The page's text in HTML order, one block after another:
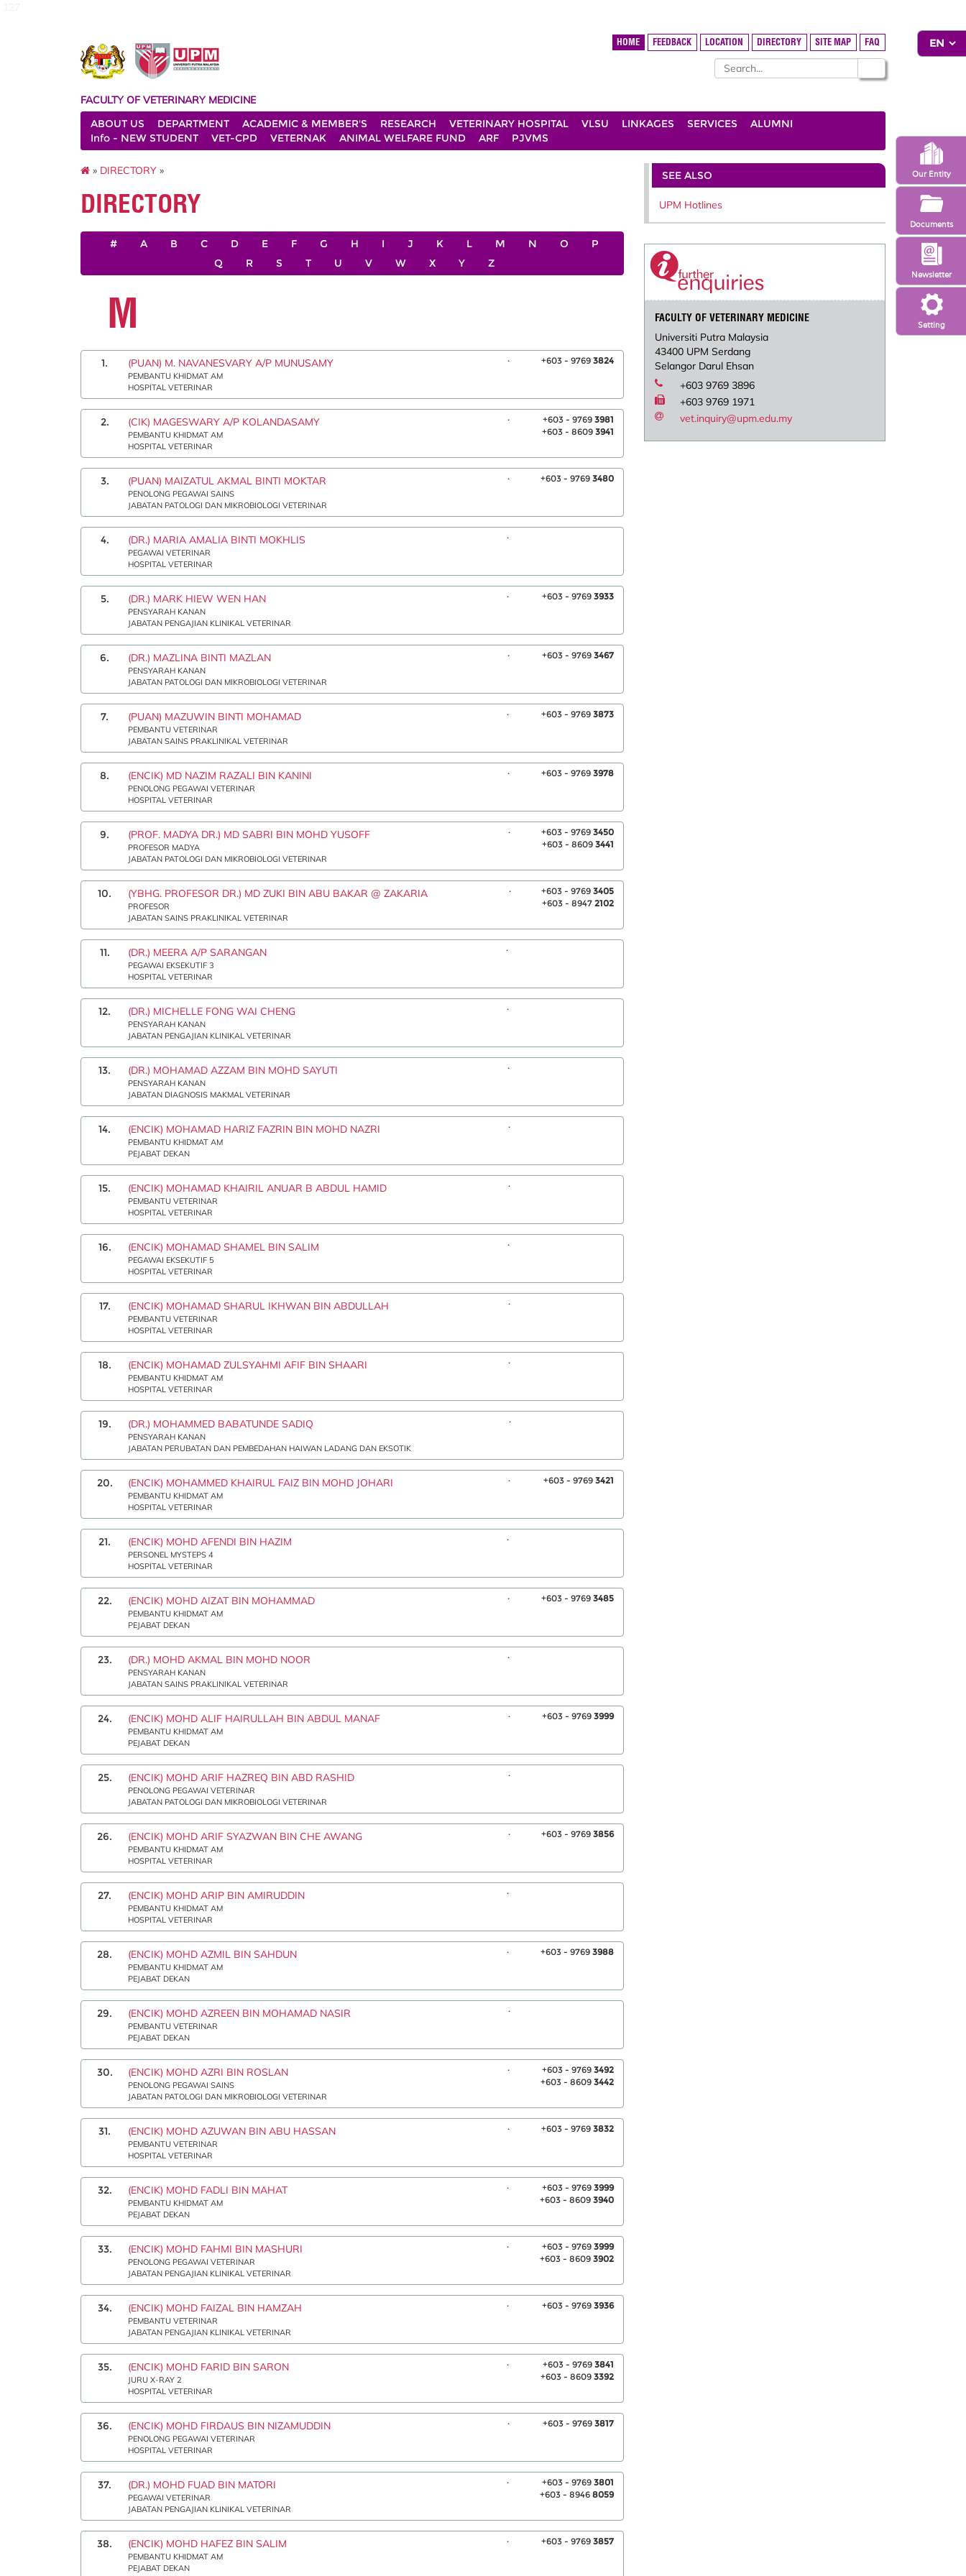
Setting
Newsletter
Our Entity
Documents
HOME FEEDBACK LOCATION DIRECTORY SITE MAP FAQ
FACULTY OF VETERINARY MEDICINE
ABOUT US
DEPARTMENT ACADEMIC & MEMBER'S RESEARCH VETERINARY HOSPITAL VLSU LINKAGES SERVICES
ALUMNI
Info - NEW STUDENT
VET-CPD VETERNAK ANIMAL WELFARE FUND ARF PJVMS
» DIRECTORY »
DIRECTORY
# A B C D E F G H I J K L M N O
P
Q
R S T U V W X Y Z
M
1. (PUAN) M. NAVANESVARY A/P MUNUSAMY
PEMBANTU KHIDMAT AM
HOSPITAL VETERINAR
. +603 - 97693824
2. (CIK) MAGESWARY A/P KOLANDASAMY
PEMBANTU KHIDMAT AM
HOSPITAL VETERINAR
. +603 - 97693981
+603 - 86093941
3. (PUAN) MAIZATUL AKMAL BINTI MOKTAR
PENOLONG PEGAWAI SAINS
JABATAN PATOLOGI DAN MIKROBIOLOGI VETERINAR
. +603 - 97693480
4. (DR.) MARIA AMALIA BINTI MOKHLIS
PEGAWAI VETERINAR
HOSPITAL VETERINAR
.
5. (DR.) MARK HIEW WEN HAN
PENSYARAH KANAN
JABATAN PENGAJIAN KLINIKAL VETERINAR
. +603 - 97693933
6. (DR.) MAZLINA BINTI MAZLAN
PENSYARAH KANAN
JABATAN PATOLOGI DAN MIKROBIOLOGI VETERINAR
. +603 - 97693467
7. (PUAN) MAZUWIN BINTI MOHAMAD
PEMBANTU VETERINAR
JABATAN SAINS PRAKLINIKAL VETERINAR
. +603 - 97693873
8. (ENCIK) MD NAZIM RAZALI BIN KANINI
PENOLONG PEGAWAI VETERINAR
HOSPITAL VETERINAR
. +603 - 97693978
9. (PROF. MADYA DR.) MD SABRI BIN MOHD YUSOFF
PROFESOR MADYA
JABATAN PATOLOGI DAN MIKROBIOLOGI VETERINAR
. +603 - 97693450
+603 - 86093441
10. (YBHG. PROFESOR DR.) MD ZUKI BIN ABU BAKAR @ ZAKARIA
PROFESOR
JABATAN SAINS PRAKLINIKAL VETERINAR
. +603 - 97693405
+603 - 89472102
11. (DR.) MEERA A/P SARANGAN
PEGAWAI EKSEKUTIF 3
HOSPITAL VETERINAR
.
12. (DR.) MICHELLE FONG WAI CHENG
PENSYARAH KANAN
JABATAN PENGAJIAN KLINIKAL VETERINAR
.
13. (DR.) MOHAMAD AZZAM BIN MOHD SAYUTI
PENSYARAH KANAN
JABATAN DIAGNOSIS MAKMAL VETERINAR
.
14. (ENCIK) MOHAMAD HARIZ FAZRIN BIN MOHD NAZRI
PEMBANTU KHIDMAT AM
PEJABAT DEKAN
.
15. (ENCIK) MOHAMAD KHAIRIL ANUAR B ABDUL HAMID
PEMBANTU VETERINAR
HOSPITAL VETERINAR
.
16. (ENCIK) MOHAMAD SHAMEL BIN SALIM
PEGAWAI EKSEKUTIF 5
HOSPITAL VETERINAR
.
17. (ENCIK) MOHAMAD SHARUL IKHWAN BIN ABDULLAH
PEMBANTU VETERINAR
HOSPITAL VETERINAR
.
18. (ENCIK) MOHAMAD ZULSYAHMI AFIF BIN SHAARI
PEMBANTU KHIDMAT AM
HOSPITAL VETERINAR
.
19. (DR.) MOHAMMED BABATUNDE SADIQ
PENSYARAH KANAN
JABATAN PERUBATAN DAN PEMBEDAHAN HAIWAN LADANG DAN EKSOTIK
.
20. (ENCIK) MOHAMMED KHAIRUL FAIZ BIN MOHD JOHARI
PEMBANTU KHIDMAT AM
HOSPITAL VETERINAR
. +603 - 97693421
21. (ENCIK) MOHD AFENDI BIN HAZIM
PERSONEL MYSTEPS 4
HOSPITAL VETERINAR
.
22. (ENCIK) MOHD AIZAT BIN MOHAMMAD
PEMBANTU KHIDMAT AM
PEJABAT DEKAN
. +603 - 97693485
23. (DR.) MOHD AKMAL BIN MOHD NOOR
PENSYARAH KANAN
JABATAN SAINS PRAKLINIKAL VETERINAR
.
24. (ENCIK) MOHD ALIF HAIRULLAH BIN ABDUL MANAF
PEMBANTU KHIDMAT AM
PEJABAT DEKAN
. +603 - 97693999
25. (ENCIK) MOHD ARIF HAZREQ BIN ABD RASHID
PENOLONG PEGAWAI VETERINAR
JABATAN PATOLOGI DAN MIKROBIOLOGI VETERINAR
.
26. (ENCIK) MOHD ARIF SYAZWAN BIN CHE AWANG
PEMBANTU KHIDMAT AM
HOSPITAL VETERINAR
. +603 - 97693856
27. (ENCIK) MOHD ARIP BIN AMIRUDDIN
PEMBANTU KHIDMAT AM
HOSPITAL VETERINAR
.
28. (ENCIK) MOHD AZMIL BIN SAHDUN
PEMBANTU KHIDMAT AM
PEJABAT DEKAN
. +603 - 97693988
29. (ENCIK) MOHD AZREEN BIN MOHAMAD NASIR
PEMBANTU VETERINAR
PEJABAT DEKAN
.
30. (ENCIK) MOHD AZRI BIN ROSLAN
PENOLONG PEGAWAI SAINS
JABATAN PATOLOGI DAN MIKROBIOLOGI VETERINAR
. +603 - 97693492
+603 - 86093442
31. (ENCIK) MOHD AZUWAN BIN ABU HASSAN
PEMBANTU VETERINAR
HOSPITAL VETERINAR
. +603 - 97693832
32. (ENCIK) MOHD FADLI BIN MAHAT
PEMBANTU KHIDMAT AM
PEJABAT DEKAN
. +603 - 97693999
+603 - 86093940
33. (ENCIK) MOHD FAHMI BIN MASHURI
PENOLONG PEGAWAI VETERINAR
JABATAN PENGAJIAN KLINIKAL VETERINAR
. +603 - 97693999
+603 - 86093902
34. (ENCIK) MOHD FAIZAL BIN HAMZAH
PEMBANTU VETERINAR
JABATAN PENGAJIAN KLINIKAL VETERINAR
. +603 - 97693936
35. (ENCIK) MOHD FARID BIN SARON
JURU X-RAY 2
HOSPITAL VETERINAR
. +603 - 97693841
+603 - 86093392
36. (ENCIK) MOHD FIRDAUS BIN NIZAMUDDIN
PENOLONG PEGAWAI VETERINAR
HOSPITAL VETERINAR
. +603 - 97693817
37. (DR.) MOHD FUAD BIN MATORI
PEGAWAI VETERINAR
JABATAN PENGAJIAN KLINIKAL VETERINAR
. +603 - 97693801
+603 - 89468059
38. (ENCIK) MOHD HAFEZ BIN SALIM
PEMBANTU KHIDMAT AM
PEJABAT DEKAN
. +603 - 97693857
SEE ALSO
UPM Hotlines
FACULTY OF VETERINARY MEDICINE
Universiti Putra Malaysia
43400 UPM Serdang
Selangor Darul Ehsan
+603 9769 3896
+603 9769 1971
vet.inquiry@upm.edu.my